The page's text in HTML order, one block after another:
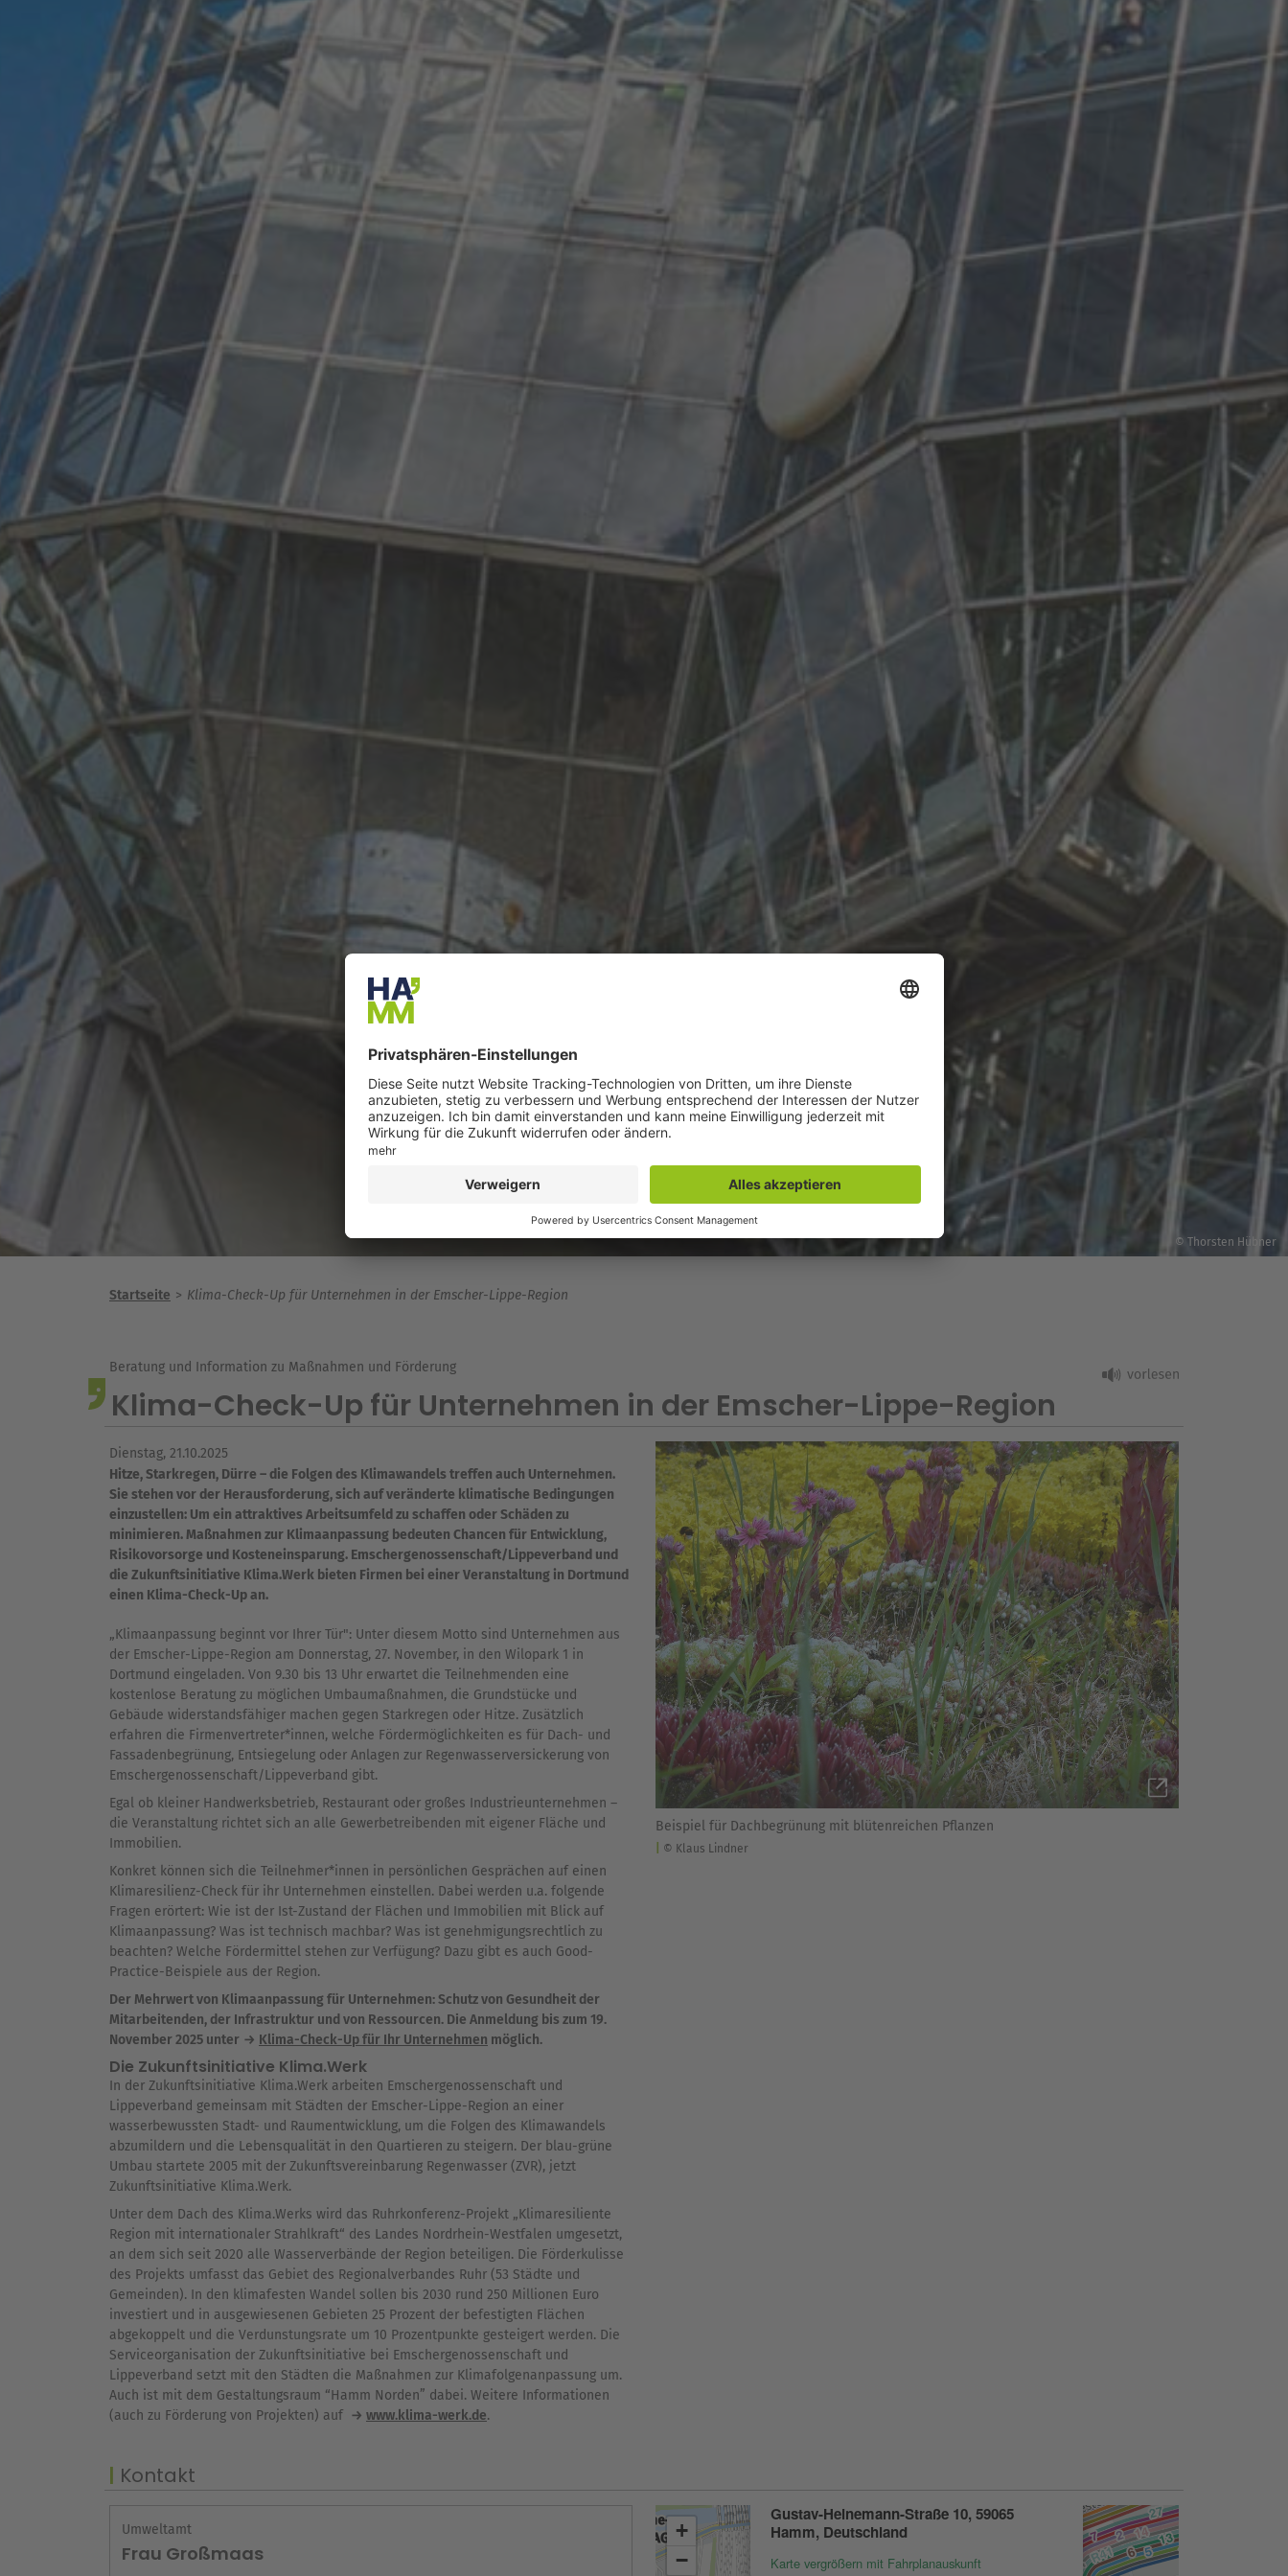
© Thorsten Hübner
Startseite Klima-Check-Up für Unternehmen in der Emscher-Lippe-Region
Beratung und Information zu Maßnahmen und Förderung
Klima-Check-Up für Unternehmen in der Emscher-Lippe-Region
Dienstag, 21.10.2025
Hitze, Starkregen, Dürre – die Folgen des Klimawandels treffen auch Unternehmen.
Sie stehen vor der Herausforderung, sich auf veränderte klimatische Bedingungen
einzustellen: Um ein attraktives Arbeitsumfeld zu schaffen oder Schäden zu
minimieren. Maßnahmen zur Klimaanpassung bedeuten Chancen für Entwicklung,
Risikovorsorge und Kosteneinsparung. Emschergenossenschaft/Lippeverband und
die Zukunftsinitiative Klima.Werk bieten Firmen bei einer Veranstaltung in Dortmund
einen Klima-​Check-​Up an.
„Klimaanpassung beginnt vor Ihrer Tür": Unter diesem Motto sind Unternehmen aus
der Emscher-​Lippe-​Region am Donnerstag, 27. November, in den Wilopark 1 in
Dortmund eingeladen. Von 9.30 bis 13 Uhr erwartet die Teilnehmenden eine
kostenlose Beratung zu möglichen Umbaumaßnahmen, die Grundstücke und
Gebäude widerstandsfähiger machen gegen Starkregen oder Hitze. Zusätzlich
erfahren die Firmenvertreter*innen, welche Fördermöglichkeiten es für Dach-​ und
Fassadenbegrünung, Entsiegelung oder Anlagen zur Regenwasserversickerung von
Emschergenossenschaft/Lippeverband gibt.
Egal ob kleiner Handwerksbetrieb, Restaurant oder großes Industrieunternehmen –
die Veranstaltung richtet sich an alle Gewerbetreibenden mit eigener Fläche und
Immobilien.
Konkret können sich die Teilnehmer*innen in persönlichen Gesprächen auf einen
Klimaresilienz-​Check für ihr Unternehmen einstellen. Dabei werden u.a. folgende
Fragen erörtert: Wie ist der Ist-​Zustand der Flächen und Immobilien mit Blick auf
Klimaanpassung? Was ist technisch machbar? Was ist genehmigungsrechtlich zu
beachten? Welche Fördermittel stehen zur Verfügung? Dazu gibt es auch Good-​
Practice-​Beispiele aus der Region.
Der Mehrwert von Klimaanpassung für Unternehmen: Schutz von Gesundheit der
Mitarbeitenden, der Infrastruktur und von Ressourcen. Die Anmeldung bis zum 19.
November 2025 unter
Klima-​Check-​Up für Ihr Unternehmen möglich.
Die Zukunftsinitiative Klima.Werk
In der Zukunftsinitiative Klima.Werk arbeiten Emschergenossenschaft und
Lippeverband gemeinsam mit Städten der Emscher-​Lippe-​Region an einer
wasserbewussten Stadt-​ und Raumentwicklung, um die Folgen des Klimawandels
abzumildern und die Lebensqualität in den Quartieren zu steigern. Der blau-​grüne
Umbau startete 2005 mit der Zukunftsvereinbarung Regenwasser (ZVR), jetzt
Zukunftsinitiative Klima.Werk.
Unter dem Dach des Klima.Werks wird das Ruhrkonferenz-​Projekt „Klimaresiliente
Region mit internationaler Strahlkraft“ des Landes Nordrhein-​Westfalen umgesetzt,
an dem sich seit 2020 alle Wasserverbände der Region beteiligen. Die Förderkulisse
des Projekts umfasst das Gebiet des Regionalverbandes Ruhr (53 Städte und
Gemeinden). In den klimafesten Wandel sollen bis 2030 rund 250 Millionen Euro
investiert und in ausgewiesenen Gebieten 25 Prozent der befestigten Flächen
abgekoppelt und die Verdunstungsrate um 10 Prozentpunkte gesteigert werden. Die
Serviceorganisation der Zukunftsinitiative bei Emschergenossenschaft und
Lippeverband setzt mit den Städten die Maßnahmen zur Klimafolgenanpassung um.
Auch ist mit dem Gestaltungsraum “Hamm Norden” dabei. Weitere Informationen
(auch zu Förderung von Projekten) auf
www.klima-​werk.de.
Beispiel für Dachbegrünung mit blütenreichen Pflanzen
© Klaus Lindner
Kontakt
Umweltamt
Frau Großmaas